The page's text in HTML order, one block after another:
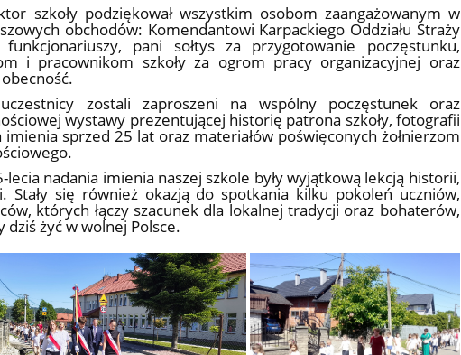
szkoły podziękował wszystkim osobom zaangażowanym w
obchodów: Komendantowi Karpackiego Oddziału Straży
pani sołtys za przygotowanie poczęstunku,
i pracownikom szkoły za ogrom pracy organizacyjnej oraz
zostali zaproszeni na wspólny poczęstunek oraz
wystawy prezentującej historię patrona szkoły, fotografii
sprzed 25 lat oraz materiałów poświęconych żołnierzom
nadania imienia naszej szkole były wyjątkową lekcją historii,
Stały się również okazją do spotkania kilku pokoleń uczniów,
których łączy szacunek dla lokalnej tradycji oraz bohaterów,
żyć w wolnej Polsce.